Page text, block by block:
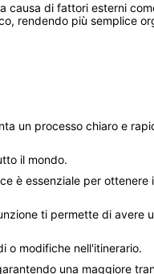
causa di fattori esterni
rendendo più semplice
un processo chiaro e
il mondo.
è essenziale per ottenere
ti permette di avere
o modifiche nell'itinerario.
una maggiore